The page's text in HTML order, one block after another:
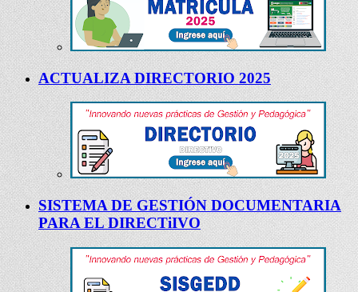
ACTUALIZA DIRECTORIO 2025
SISTEMA DE GESTIÓN DOCUMENTARIA
PARA EL DIRECTiIVO